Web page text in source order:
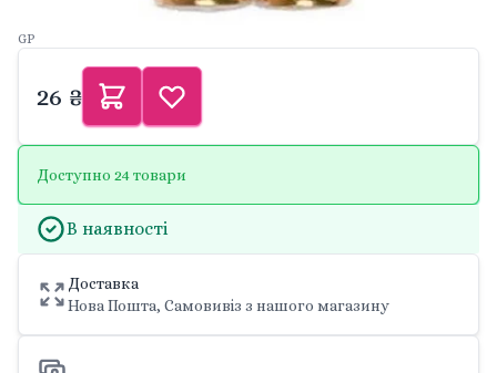
GP
26 ₴
Доступно 24 товари
В наявності
Доставка
Нова Пошта, Самовивіз з нашого магазину